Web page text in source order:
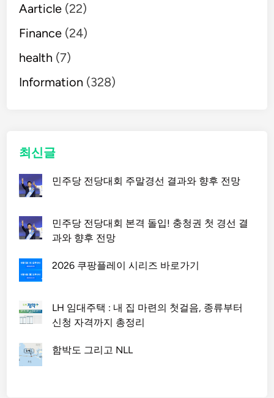
Aarticle (22)
Finance (24)
health (7)
Information (328)
최신글
민주당 전당대회 주말경선 결과와 향후 전망
민주당 전당대회 본격 돌입! 충청권 첫 경선 결
과와 향후 전망
2026 쿠팡플레이 시리즈 바로가기
LH 임대주택 : 내 집 마련의 첫걸음, 종류부터
신청 자격까지 총정리
함박도 그리고 NLL